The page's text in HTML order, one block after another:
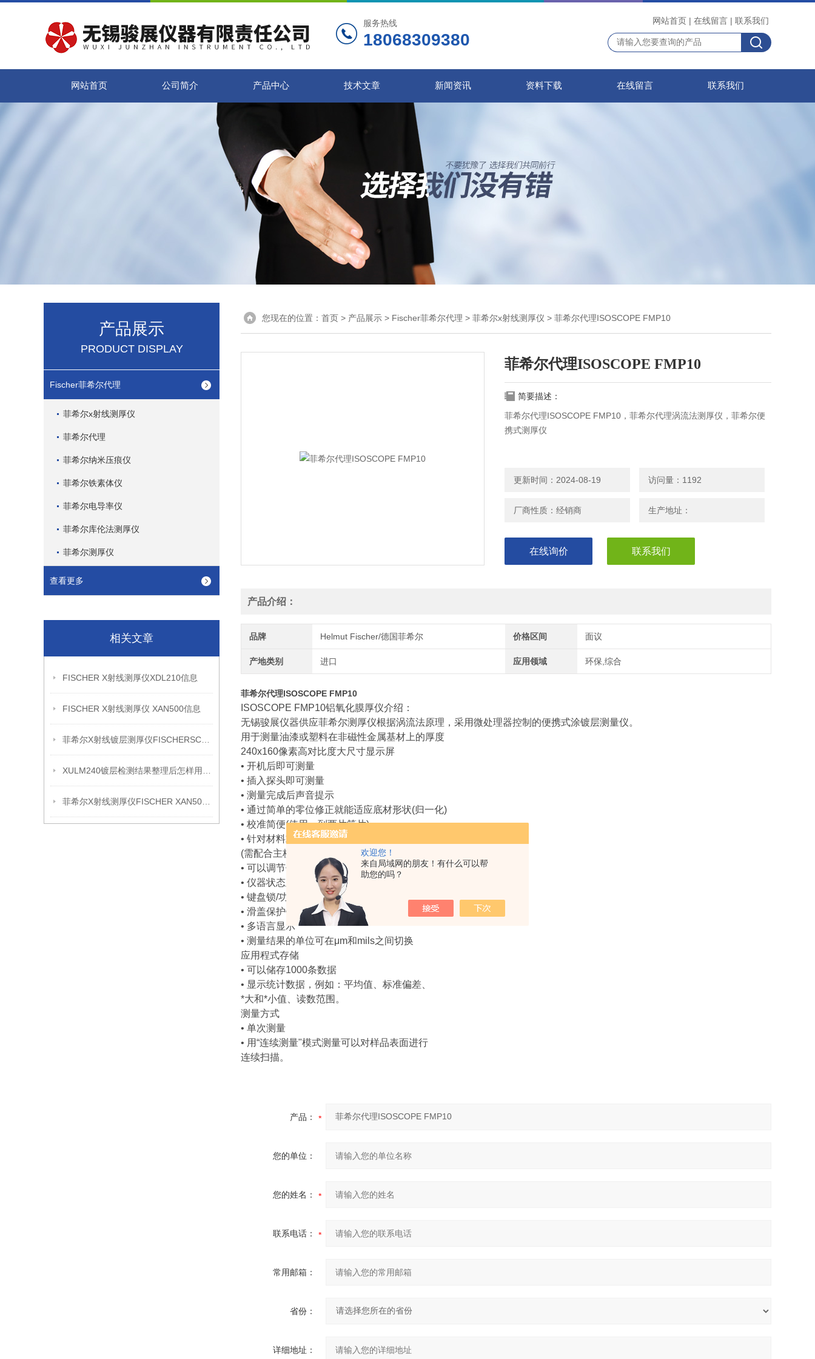
欢迎您！
来自局域网的朋友！有什么可以帮
助您的吗？
服务热线
18068309380
网站首页 | 在线留言 | 联系我们
网站首页 公司简介 产品中心 技术文章 新闻资讯 资料下载 在线留言 联系我们
产品展示
PRODUCT DISPLAY
Fischer菲希尔代理
菲希尔x射线测厚仪
菲希尔代理
菲希尔纳米压痕仪
菲希尔铁素体仪
菲希尔电导率仪
菲希尔库伦法测厚仪
菲希尔测厚仪
查看更多
相关文章
FISCHER X射线测厚仪XDL210信息
FISCHER X射线测厚仪 XAN500信息
您现在的位置： 首页 > 产品展示 > Fischer菲希尔代理 > 菲希尔x射线测厚仪 > 菲希尔代理ISOSCOPE FMP10
菲希尔代理ISOSCOPE FMP10
简要描述：
菲希尔代理ISOSCOPE FMP10，菲希尔代理涡流法测厚仪，菲希尔便
携式测厚仪
更新时间：2024-08-19 访问量：1192
厂商性质：经销商 生产地址：
在线询价 联系我们
产品介绍：
品牌 Helmut Fischer/德国菲希尔 价格区间 面议
产地类别 进口 应用领域 环保,综合
菲希尔代理ISOSCOPE FMP10
ISOSCOPE FMP10铝氧化膜厚仪介绍：
无锡骏展仪器供应菲希尔测厚仪根据涡流法原理，采用微处理器控制的便携式涂镀层测量仪。
用于测量油漆或塑料在非磁性金属基材上的厚度
240x160像素高对比度大尺寸显示屏
• 开机后即可测量
• 插入探头即可测量
• 测量完成后声音提示
• 通过简单的零位修正就能适应底材形状(归一化)
• 校准简便(使用一到两片箔片)
• 针对材料或者形状复杂的产品设置主校准模式
(需配合主校准标准片使用)
• 可以调节仪器自动关机时间和连续使用时间
• 仪器状态显示(例如：电量低时出现的提示信息)
• 键盘锁/功能限制模式
• 滑盖保护键盘
• 多语言显示
• 测量结果的单位可在μm和mils之间切换
应用程式存储
• 可以储存1000条数据
• 显示统计数据，例如：平均值、标准偏差、
*大和*小值、读数范围。
测量方式
• 单次测量
• 用“连续测量"模式测量可以对样品表面进行
连续扫描。
产品：
您的单位：
您的姓名：
联系电话：
常用邮箱：
省份：
详细地址：